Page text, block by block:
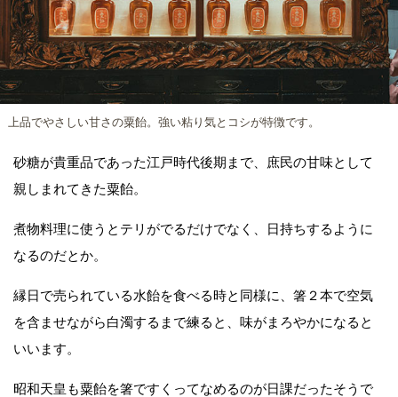
上品でやさしい甘さの粟飴。強い粘り気とコシが特徴です。
砂糖が貴重品であった江戸時代後期まで、庶民の甘味として
親しまれてきた粟飴。
煮物料理に使うとテリがでるだけでなく、日持ちするように
なるのだとか。
縁日で売られている水飴を食べる時と同様に、箸２本で空気
を含ませながら白濁するまで練ると、味がまろやかになると
いいます。
昭和天皇も粟飴を箸ですくってなめるのが日課だったそうで